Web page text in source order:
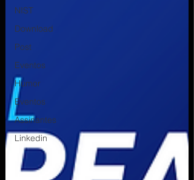
NIST
Download
Post
Eventos
Humor
Eventos
Assinantes
Linkedin